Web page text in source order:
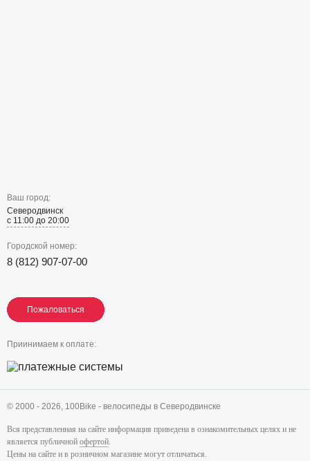
Ваш город:
Северодвинск
с 11:00 до 20:00
Городской номер:
8 (812) 907-07-00
Пожаловаться
Пожаловаться
Пожаловаться
Приинимаем к оплате:
© 2000 - 2026, 100Bike - велосипеды в Северодвинске
Вся представленная на сайте информация приведена в ознакомительных целях и не
является публичной офертой.
Цены на сайте и в розничном магазине могут отличаться.